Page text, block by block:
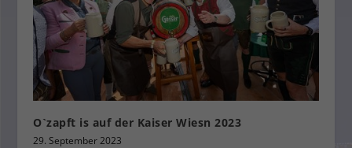
O`zapft is auf der Kaiser Wiesn 2023
29. September 2023